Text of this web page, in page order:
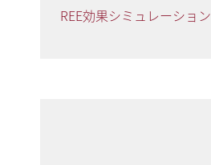
REE効果シミュレーション